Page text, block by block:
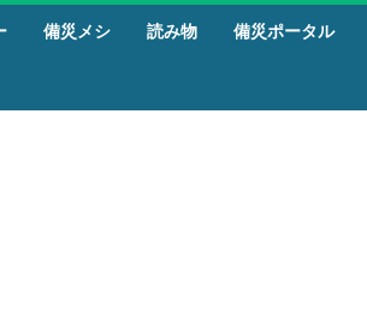
備災メシ 読み物 備災ポータル